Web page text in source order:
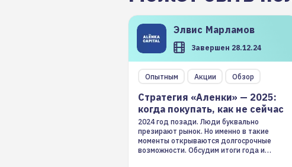
Элвис Марламов
Завершен 28.12.24
Опытным Акции Обзор
Стратегия «Аленки» — 2025:
когда покупать, как не сейчас
2024 год позади. Люди буквально
презирают рынок. Но именно в такие
моменты открываются долгосрочные
возможности. Обсудим итоги года и